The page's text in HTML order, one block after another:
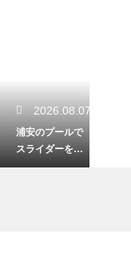
2026.08.07
浦安のプールで
スライダーを楽
しむ！子供が大